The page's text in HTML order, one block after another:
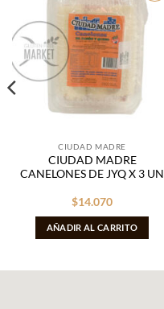
Añadir
a la
CIUDAD MADRE
CIUDAD MADRE
CANELONES DE JYQ X 3 UN
$14.070
AÑADIR AL CARRITO